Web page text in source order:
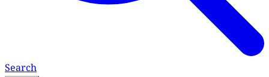
Search